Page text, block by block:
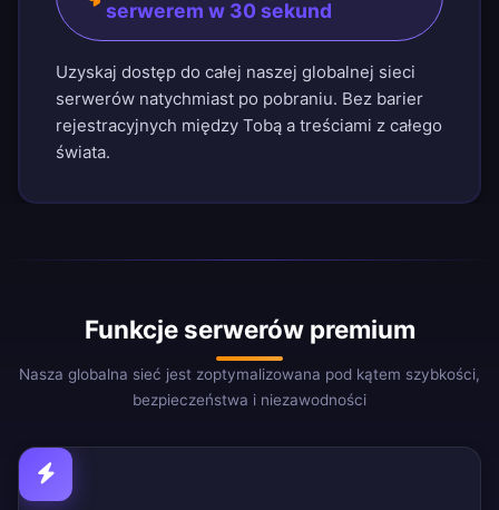
serwerem w 30 sekund
Uzyskaj dostęp do całej naszej globalnej sieci
serwerów natychmiast po pobraniu. Bez barier
rejestracyjnych między Tobą a treściami z całego
świata.
Funkcje serwerów premium
Nasza globalna sieć jest zoptymalizowana pod kątem szybkości,
bezpieczeństwa i niezawodności